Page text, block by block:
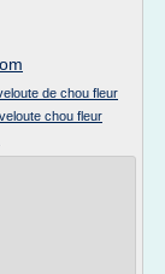
de chou fleur
chou fleur